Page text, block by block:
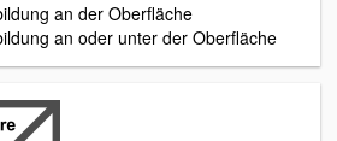
an der Oberfläche
an oder unter der Oberfläche